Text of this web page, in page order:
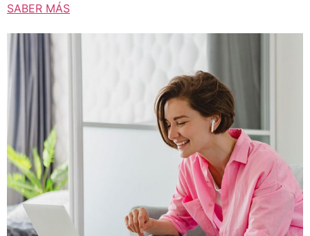
SABER MÁS